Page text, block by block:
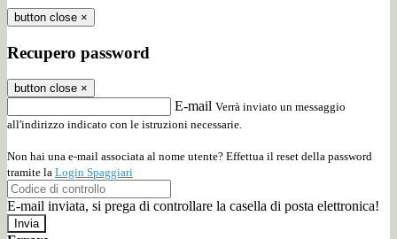
button close ×
Recupero password
button close ×
E-mail Verrà inviato un messaggio
all'indirizzo indicato con le istruzioni necessarie.
Non hai una e-mail associata al nome utente? Effettua il reset della password
tramite la Login Spaggiari
E-mail inviata, si prega di controllare la casella di posta elettronica!